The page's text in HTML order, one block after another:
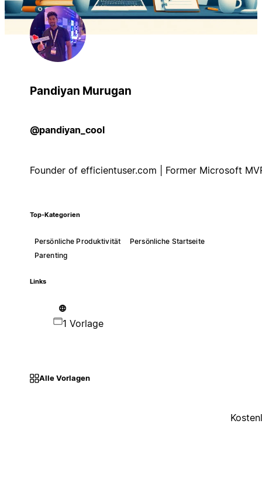
Pandiyan Murugan
@pandiyan_cool
Founder of efficientuser.com | Former Microsoft
Top-Kategorien
Persönliche Produktivität
Persönliche Startseite
Parenting
Links
1 Vorlage
Alle Vorlagen